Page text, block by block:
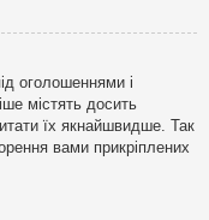
оголошеннями і
містять досить
їх якнайшвидше. Так
вами прикріплених